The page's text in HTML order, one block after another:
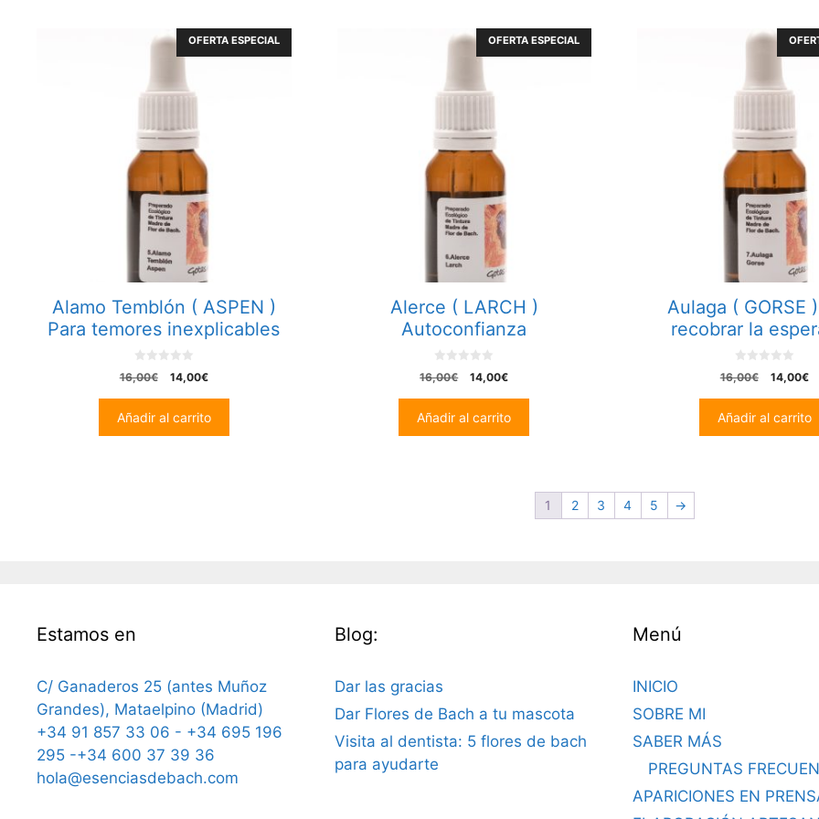
OFERTA ESPECIAL
Alamo Temblón ( ASPEN )
Para temores inexplicables
0
o
o
f
5
16,00€
El
original
era:
14,00€El
es:
Añadir al carrito
OFERTA ESPECIAL
Alerce ( LARCH )
Autoconfianza
0
o
o
f
5
16,00€
El
original
era:
14,00€El
es:
Añadir al carrito
Aulaga ( GORSE
recobrar la
0
o
o
f
5
16,00€
El
original
era:
14,00€El
es:
Añadir al carrito
1 2 3 4 5 →
Estamos en
C/ Ganaderos 25 (antes Muñoz
Grandes), Mataelpino (Madrid)
+34 91 857 33 06 - +34 695 196
295 -+34 600 37 39 36
hola@esenciasdebach.com
Blog:
Dar las gracias
Dar Flores de Bach a tu mascota
Visita al dentista: 5 flores de bach
para ayudarte
Menú
INICIO
SOBRE MI
SABER MÁS
PREGUNTAS
APARICIONES EN